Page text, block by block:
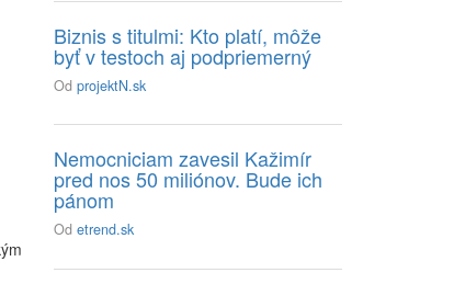
Biznis s titulmi: Kto platí, môže
byť v testoch aj podpriemerný
OdprojektN.sk
Nemocniciam zavesil Kažimír
pred nos 50 miliónov. Bude ich
pánom
Odetrend.sk